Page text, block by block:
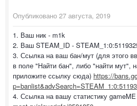
Опубликовано 27 августа, 2019
1. Ваш ник - m1k
2. Ваш STEAM_ID -
3. Ссылка на ваш бан/мут (для этого
в поле "Найти бан", либо "найти мут",
приложите ссылку сюда) https://
4. Ссылка на вашу статистику